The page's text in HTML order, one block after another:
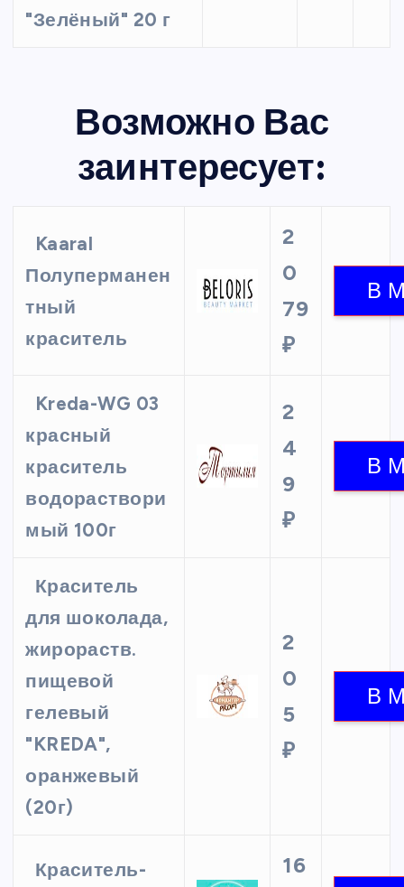
"Зелёный" 20 г
Возможно Вас
заинтересует:
Kaaral
Полуперманен
тный
краситель
2
0
79
₽
Kreda-WG 03
красный
краситель
водораствори
мый 100г
2
4
9
₽
Краситель
для шоколада,
жирораств.
пищевой
гелевый
"KREDA",
оранжевый
(20г)
2
0
5
₽
Краситель-
16